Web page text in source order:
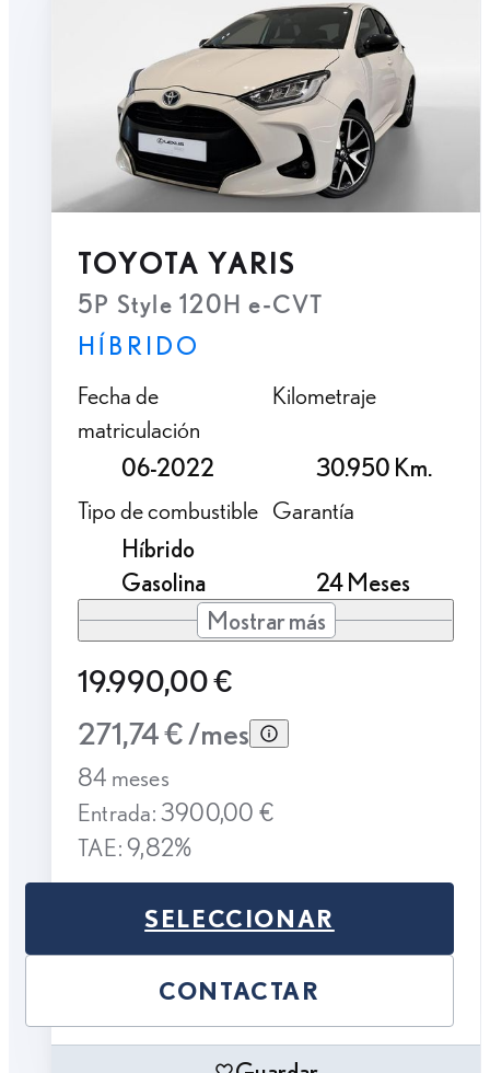
TOYOTA YARIS
5P Style 120H e-CVT
HÍBRIDO
Fecha de
matriculación
06-2022
Kilometraje
30.950 Km.
Tipo de combustible
Híbrido
Gasolina
Garantía
24 Meses
Mostrar más
19.990,00 €
271,74 € /mes
84 meses
Entrada: 3900,00 €
TAE: 9,82%
SELECCIONAR
CONTACTAR